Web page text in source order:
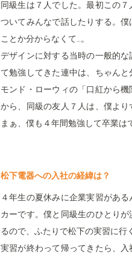
同級生は７人でした。最初この
ついてみんなで話したりする。
ことか分からなくて…。
デザインに対する当時の一般的
て勉強してきた連中は、ちゃん
モンド・ローウィの「口紅から
から、同級の友人７人は、僕よ
まぁ、僕も４年間勉強して卒業は
松下電器への入社の経緯は？
４年生の夏休みに企業実習があ
カーです。僕と同級生のひとり
るので、ふたりで松下の実習に行
実習が終わって帰ってきたら、